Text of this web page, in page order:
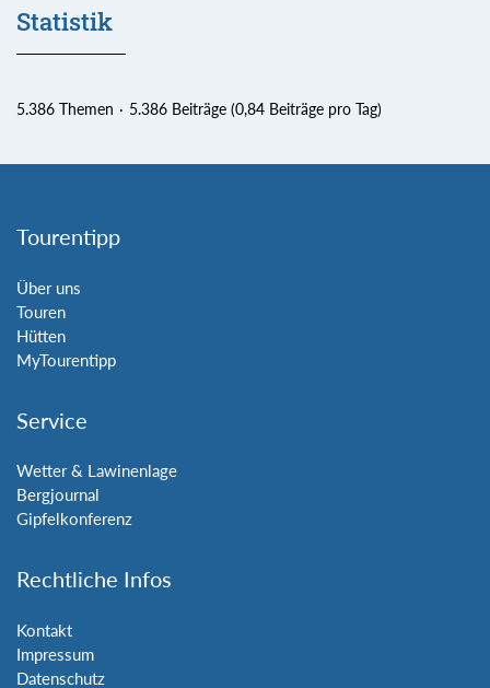
Statistik
5.386 Themen 5.386 Beiträge (0,84 Beiträge pro Tag)
Tourentipp
Über uns
Touren
Hütten
MyTourentipp
Service
Wetter & Lawinenlage
Bergjournal
Gipfelkonferenz
Rechtliche Infos
Kontakt
Impressum
Datenschutz